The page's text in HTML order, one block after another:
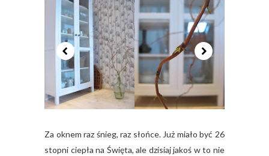
Za oknem raz śnieg, raz słońce. Już miało być 26
stopni ciepła na Święta, ale dzisiaj jakoś w to nie